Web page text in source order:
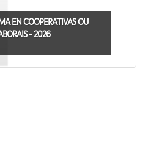
EN COOPERATIVAS OU
- 2026